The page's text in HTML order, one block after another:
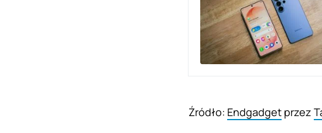
Źródło: Endgadget przez